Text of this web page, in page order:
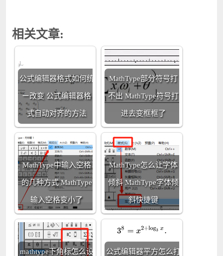
相关文章:
公式编辑器格式如何统
ー改变 公式编辑器格
式自动对齐的方法
MathType部分符号打
不出 MathType符号打
进去变框框了
MathType中输入空格
的几种方式 MathType
输入空格变小了
MathType怎么让字体
倾斜 MathType字体倾
斜快捷键
mathtype下角标怎么设 公式编辑器平方怎么打